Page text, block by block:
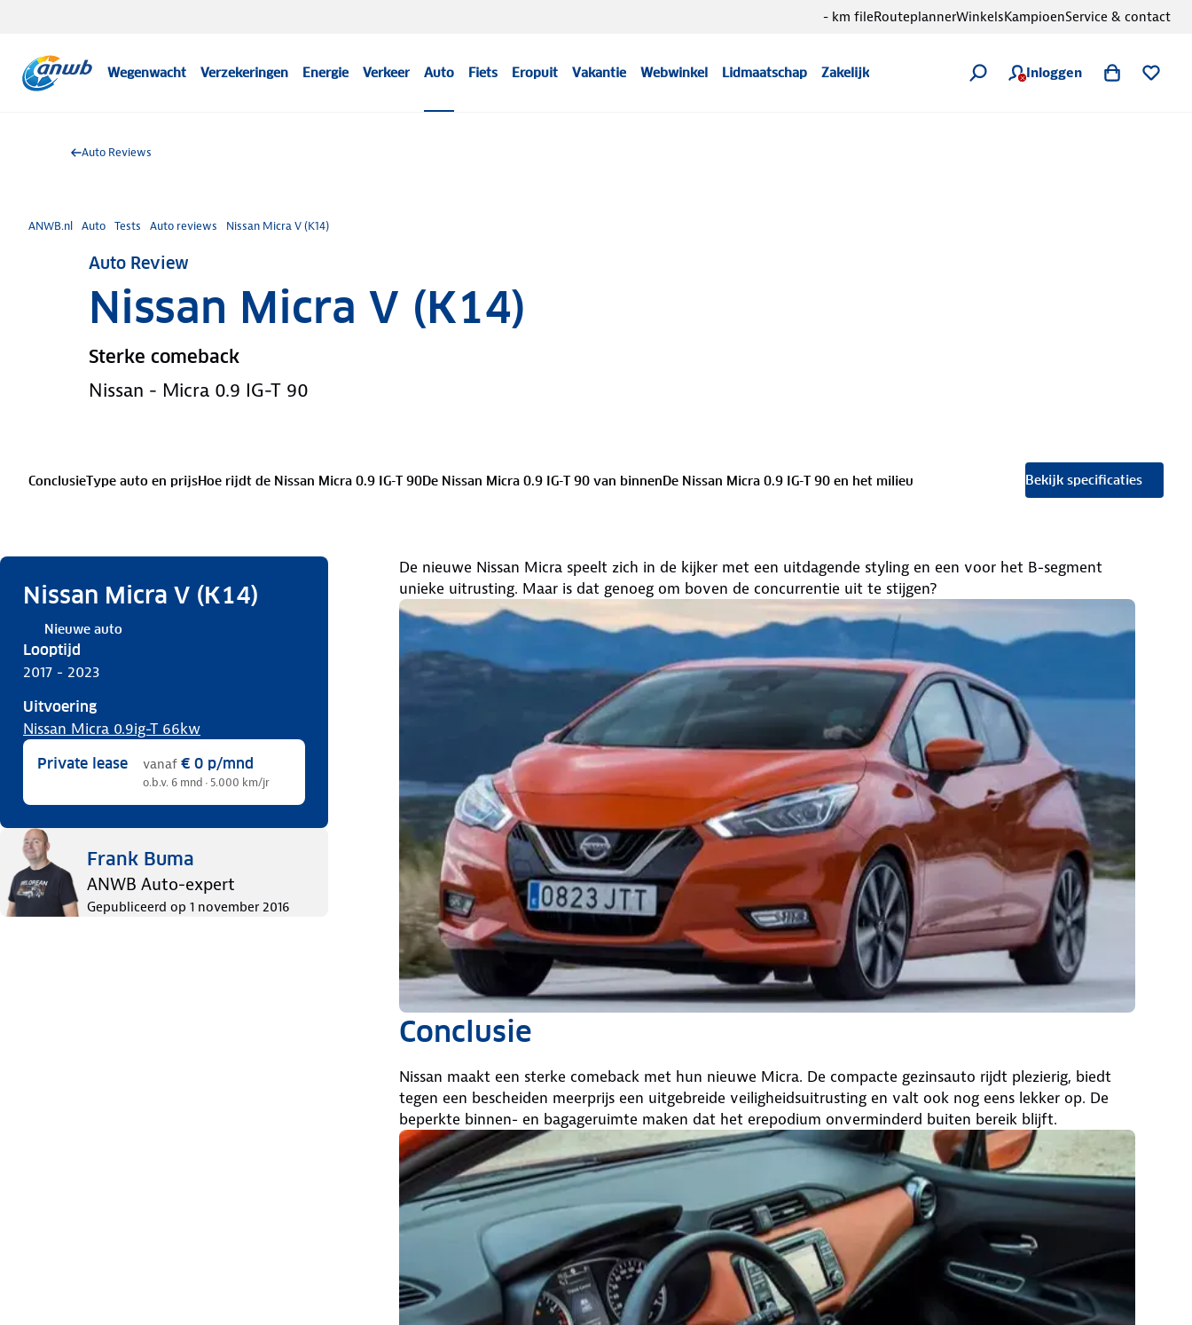
Wegenwacht Verzekeringen Energie Verkeer Auto Fiets Eropuit Vakantie Webwinkel Lidmaatschap Zakelijk Inloggen
- km fileRouteplannerWinkelsKampioenService & contact
Auto Reviews
ANWB.nl Auto Tests Auto reviews Nissan Micra V (K14)
Auto Review
Nissan Micra V (K14)
Sterke comeback
Nissan - Micra 0.9 IG-T 90
ConclusieType auto en prijsHoe rijdt de Nissan Micra 0.9 IG-T 90De Nissan Micra 0.9 IG-T 90 van binnenDe Nissan Micra 0.9 IG-T 90 en het milieu Bekijk specificaties
Nissan Micra V (K14)
Nieuwe auto
Looptijd
2017 - 2023
Uitvoering
Nissan Micra 0.9ig-T 66kw
Private lease vanaf € 0 p/mnd
o.b.v. 6 mnd · 5.000 km/jr
Frank Buma
ANWB Auto-expert
Gepubliceerd op 1 november 2016
De nieuwe Nissan Micra speelt zich in de kijker met een uitdagende styling en een voor het B-segment
unieke uitrusting. Maar is dat genoeg om boven de concurrentie uit te stijgen?
Conclusie
Nissan maakt een sterke comeback met hun nieuwe Micra. De compacte gezinsauto rijdt plezierig, biedt
tegen een bescheiden meerprijs een uitgebreide veiligheidsuitrusting en valt ook nog eens lekker op. De
beperkte binnen- en bagageruimte maken dat het erepodium onverminderd buiten bereik blijft.